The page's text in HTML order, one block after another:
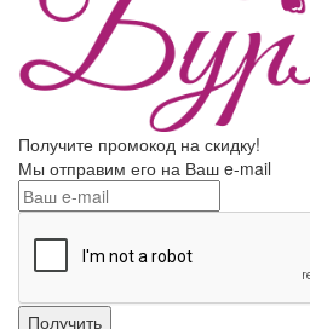
Получите промокод на скидку!
Мы отправим его на Ваш e-mail